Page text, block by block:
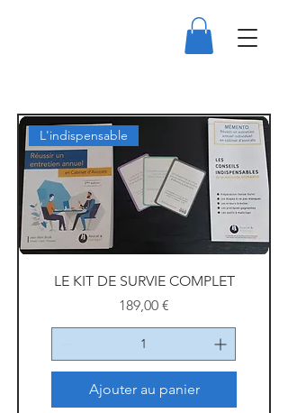
L'indispensable
LE KIT DE SURVIE COMPLET
Prix
189,00 €
Ajouter au panier